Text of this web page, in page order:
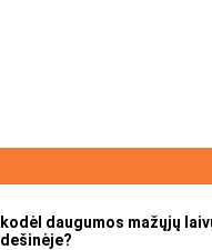
kodėl daugumos mažųjų
dešinėje?